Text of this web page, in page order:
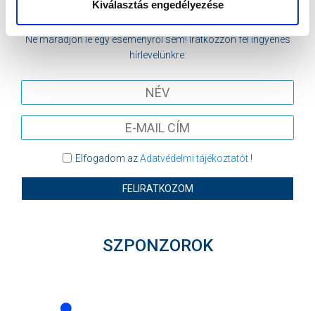
Kiválasztás engedélyezése
MTK BUDAPEST HÍRLEVÉL
Ne maradjon le egy eseményről sem! Iratkozzon fel ingyenes
hírlevelünkre:
Elfogadom azAdatvédelmi tájékoztatót!
FELIRATKOZOM
SZPONZOROK